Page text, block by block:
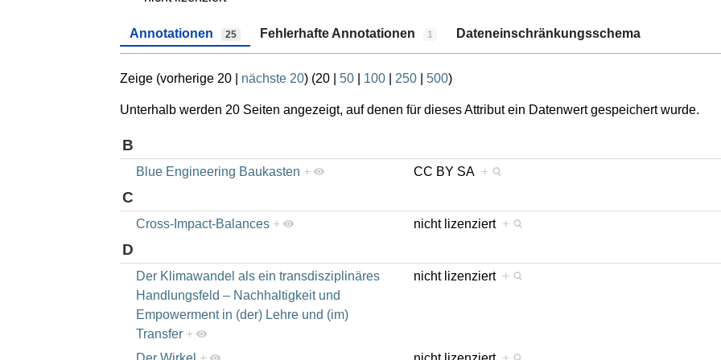
Annotationen 25 Fehlerhafte Annotationen 1 Dateneinschränkungsschema
Zeige (vorherige 20 nächste 20) (20 50 100 250 500)
Unterhalb werden 20 Seiten angezeigt, auf denen für dieses Attribut ein Datenwert gespeichert wurde.
B
Blue Engineering Baukasten + CC BY SA +
C
Cross-Impact-Balances + nicht lizenziert +
D
Der Klimawandel als ein transdisziplinäres
Handlungsfeld – Nachhaltigkeit und
Empowerment in (der) Lehre und (im)
Transfer +
nicht lizenziert +